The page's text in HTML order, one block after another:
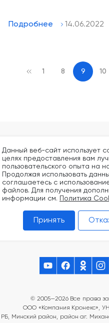
Подробнее 14.06.2022
1 8 9 10
+375
Пн-
Сб-
© 2005—2026 Все права
ООО «Компания Кронекс»,
Минский район, район аг.
Данный веб-сайт использует
целях предоставления вам
пользовательского опыта на
Продолжая использовать
соглашаетесь с
файлов. Для получения
информации см. Политика
Принять